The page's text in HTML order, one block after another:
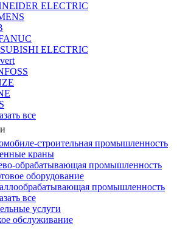
ELECTRIC
ELECTRIC
все
строительная промышленность
краны
обрабатывающая промышленность
оборудование
промышленность
все
услуги
обслуживание